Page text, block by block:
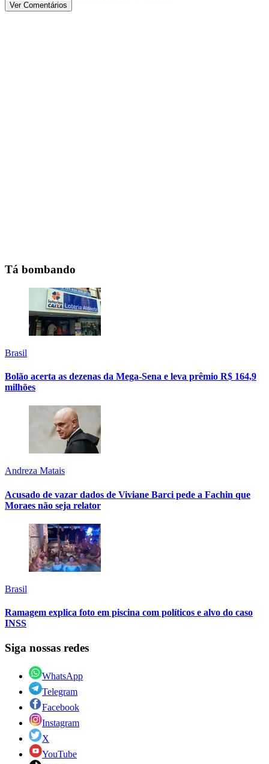
Ver Comentários
Tá bombando
Brasil
Bolão acerta as dezenas da Mega-Sena e leva prêmio R$ 164,9
milhões
Andreza Matais
Acusado de vazar dados de Viviane Barci pede a Fachin que
Moraes não seja relator
Brasil
Ramagem explica foto em piscina com políticos e alvo do caso
INSS
Siga nossas redes
WhatsApp
Telegram
Facebook
Instagram
X
YouTube